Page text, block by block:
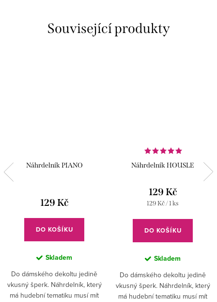
Související produkty
Náhrdelník PIANO
129 Kč
DO KOŠÍKU
Skladem
Do dámského dekoltu jedině
vkusný šperk. Náhrdelník, který
má hudební tematiku musí mít
Náhrdelník HOUSLE
129 Kč
Měrná
129 Kč / 1 ks
DO KOŠÍKU
Skladem
Do dámského dekoltu jedině
vkusný šperk. Náhrdelník, který
má hudební tematiku musí mít